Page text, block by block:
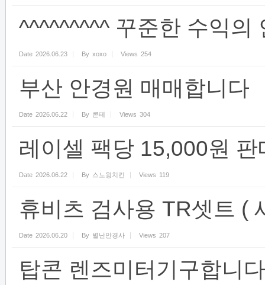
^^^^^^^^^ 꾸준한 수익의
Date 2026.06.23 By xoxo Views 254
부산 안경원 매매합니다
Date 2026.06.22 By 콘테 Views 304
레이셀 팩당 15,000원 판
Date 2026.06.22 By 스노윙치킨 Views 119
휴비츠 검사용 TR셋트 (
Date 2026.06.20 By 별난안경사 Views 207
탑콘 렌즈미터기구합니